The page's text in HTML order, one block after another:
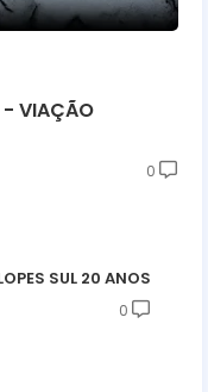
- VIAÇÃO
0
SUL 20 ANOS
0